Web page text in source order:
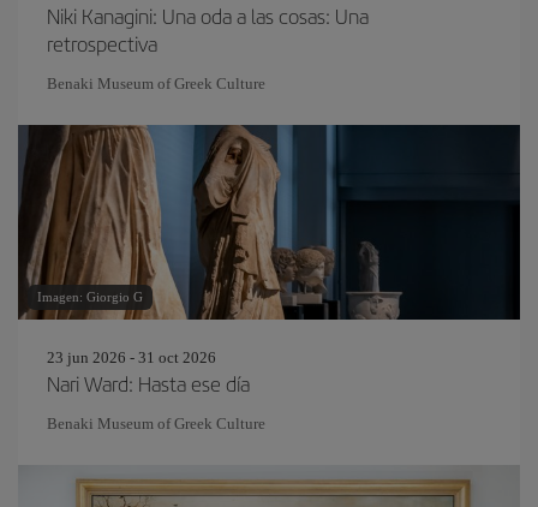
Niki Kanagini: Una oda a las cosas: Una
retrospectiva
Benaki Museum of Greek Culture
Imagen: Giorgio G
23 jun 2026 - 31 oct 2026
Nari Ward: Hasta ese día
Benaki Museum of Greek Culture